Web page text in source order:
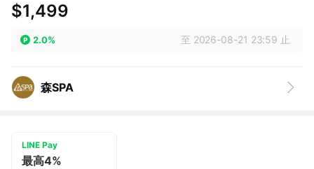
$1,499
2.0% 至 2026-08-21 23:59 止
森SPA
LINE Pay
最高4%